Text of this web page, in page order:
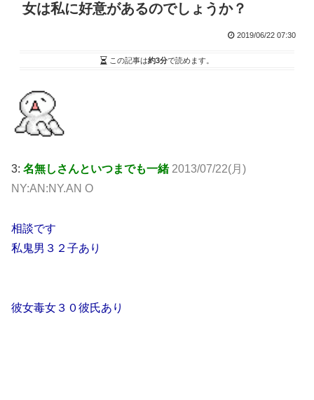
女は私に好意があるのでしょうか？
2019/06/22 07:30
この記事は約3分で読めます。
3: 名無しさんといつまでも一緒 2013/07/22(月)
NY:AN:NY.AN O
相談です
私鬼男３２子あり
彼女毒女３０彼氏あり